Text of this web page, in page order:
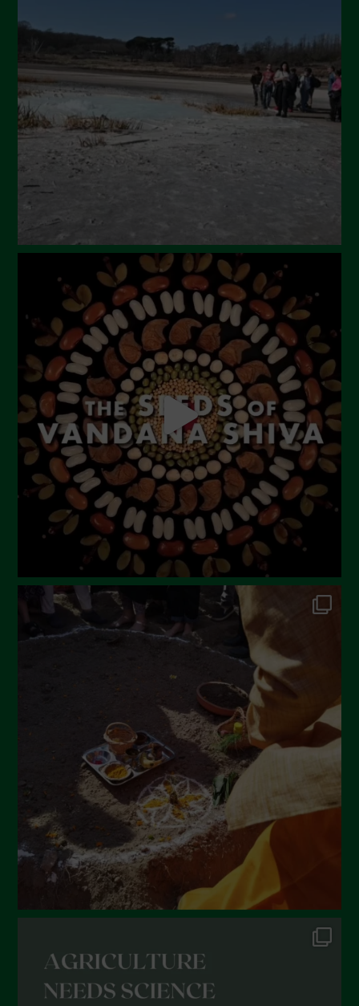
Settembre 2024
Luglio 2024
Maggio 2024
Aprile 2024
Marzo 2024
Febbraio 2024
Ottobre 2023
Settembre 2023
Agosto 2023
Luglio 2023
Giugno 2023
Maggio 2023
Aprile 2023
Marzo 2023
Febbraio 2023
Dicembre 2022
Novembre 2022
Ottobre 2022
Settembre 2022
Aprile 2022
Febbraio 2022
Gennaio 2022
Dicembre 2021
Novembre 2021
Settembre 2021
Agosto 2021